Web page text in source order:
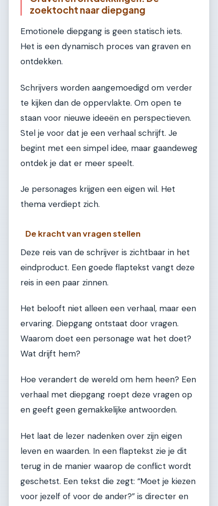
zoektocht naar diepgang
Emotionele diepgang is geen statisch iets.
Het is een dynamisch proces van graven en
ontdekken.
Schrijvers worden aangemoedigd om verder
te kijken dan de oppervlakte. Om open te
staan voor nieuwe ideeën en perspectieven.
Stel je voor dat je een verhaal schrijft. Je
begint met een simpel idee, maar gaandeweg
ontdek je dat er meer speelt.
Je personages krijgen een eigen wil. Het
thema verdiept zich.
De kracht van vragen stellen
Deze reis van de schrijver is zichtbaar in het
eindproduct. Een goede flaptekst vangt deze
reis in een paar zinnen.
Het belooft niet alleen een verhaal, maar een
ervaring. Diepgang ontstaat door vragen.
Waarom doet een personage wat het doet?
Wat drijft hem?
Hoe verandert de wereld om hem heen? Een
verhaal met diepgang roept deze vragen op
en geeft geen gemakkelijke antwoorden.
Het laat de lezer nadenken over zijn eigen
leven en waarden. In een flaptekst zie je dit
terug in de manier waarop de conflict wordt
geschetst. Een tekst die zegt: “Moet je kiezen
voor jezelf of voor de ander?” is directer en